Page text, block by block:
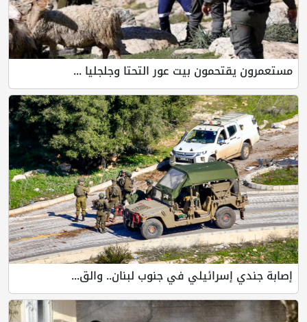
بيت عور التحتا وجلجليا ...
إسرائيلي في جنوب لبنان.. والق...